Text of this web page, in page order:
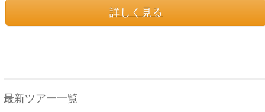
詳しく見る
最新ツアー一覧